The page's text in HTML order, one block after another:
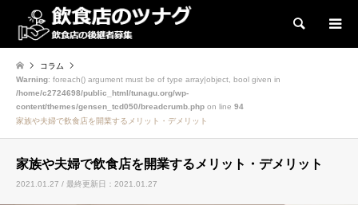
検索
コラム
Warning: foreach() argument must be of type array|object, bool given in
/home/c2724698/public_html/tunagu.org/wp-
content/themes/gensen_tcd050/breadcrumb.php on line 94
家族や夫婦で飲食店を開業するメリット・デメリット
家族や夫婦で飲食店を開業するメリット・デメリット
2021.01.27 / 最終更新日：2021.01.27